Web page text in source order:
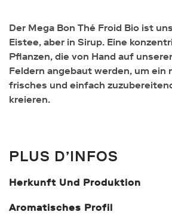
Der Mega Bon Thé Froid Bio ist
Eistee, aber in Sirup. Eine
Pflanzen, die von Hand auf
Feldern angebaut werden, um ein
frisches und einfach
kreieren.
PLUS D’INFOS
Herkunft Und Produktion
Aromatisches Profil